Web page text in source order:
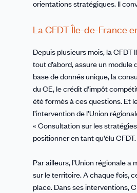
orientations stratégiques. Il
La CFDT Île-de-France
Depuis plusieurs mois, la CFDT
tout d’abord, assure un
base de donnés unique, la
du CE, le crédit d’impôt
été formés à ces questions. Et
l’intervention de l’Union
« Consultation sur les
positionner en tant qu’élu CFDT.
Par ailleurs, l’Union régionale
sur le territoire. A chaque fois,
place. Dans ses interventions,